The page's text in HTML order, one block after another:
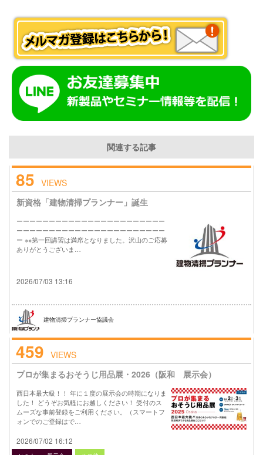
関連する記事
85 VIEWS
新資格「建物清掃プランナー」誕生
ーーーーーーーーーーーーーーーーーーーーーーー
ーーーーーーーーーーーーーーーーーーーーーーー
ー ※※第一回講習は満席となりました。沢山のご応募
ありがとうございま…
2026/07/03 13:16
建物清掃プランナー協議会
459 VIEWS
プロが集まるおそうじ用品展・2026（阪和 展示会）
西日本最大級！！ 年に１度の展示会の時期になりま
した！ どうぞお気軽にお越しください！ 受付のス
ムーズな事前登録をご利用ください。（スマートフ
ォンでのご登録はで…
2026/07/02 16:12